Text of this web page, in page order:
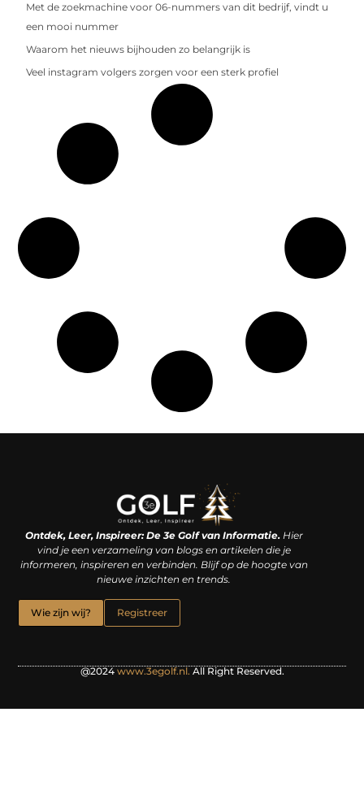
Met de zoekmachine voor 06-nummers van dit bedrijf, vindt u
een mooi nummer
Waarom het nieuws bijhouden zo belangrijk is
Veel instagram volgers zorgen voor een sterk profiel
Ontdek, Leer, Inspireer: De 3e Golf van Informatie.Hier
vind je een verzameling van blogs en artikelen die je
informeren, inspireren en verbinden. Blijf op de hoogte van
nieuwe inzichten en trends.
Wie zijn wij? Registreer
@2024 www.3egolf.nl. All Right Reserved.